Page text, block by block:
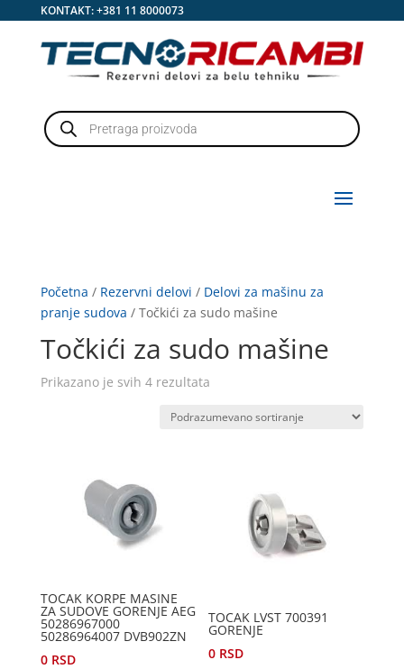
KONTAKT:+381 11 8000073
Products
search
Početna / Rezervni delovi / Delovi za mašinu za
pranje sudova / Točkići za sudo mašine
Točkići za sudo mašine
Prikazano je svih 4 rezultata
TOCAK KORPE MASINE
ZA SUDOVE GORENJE AEG
50286967000
50286964007 DVB902ZN
0 RSD
TOCAK LVST 700391
GORENJE
0 RSD